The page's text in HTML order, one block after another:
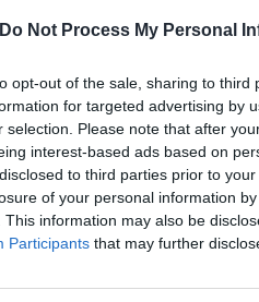
Do Not Process My Personal
opt-out of the sale, sharing to
for targeted advertising by
selection. Please note that after
interest-based ads based on
to third parties prior to
of your personal information
This information may also be
Participants that may further
via Regina 18,Cernobbio
Das Hotel Regina Olga
der unmittelbaren Nähe
fortschrittlichste
Albergo Ristorante
Largo Lanfranco 1,
Das Albergo Ristorante
10 Minuten von Varese, 20